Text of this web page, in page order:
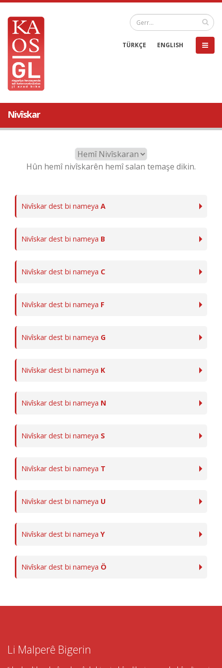
TÜRKÇE ENGLISH
Nivîskar
Hûn hemî nivîskarên hemî salan temaşe dikin.
Nivîskar dest bi nameya A
Nivîskar dest bi nameya B
Nivîskar dest bi nameya C
Nivîskar dest bi nameya F
Nivîskar dest bi nameya G
Nivîskar dest bi nameya K
Nivîskar dest bi nameya N
Nivîskar dest bi nameya S
Nivîskar dest bi nameya T
Nivîskar dest bi nameya U
Nivîskar dest bi nameyaY
Nivîskar dest bi nameya Ö
Li Malperê Bigerin